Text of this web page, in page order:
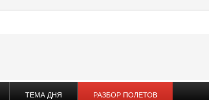
ТЕМА ДНЯ РАЗБОР ПОЛЕТОВ